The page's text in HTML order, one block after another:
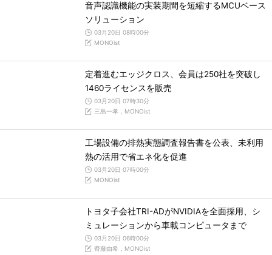
音声認識機能の実装期間を短縮するMCUベース
ソリューション
03月20日 08時00分
MONOist
定着進むエッジクロス、会員は250社を突破し
1460ライセンスを販売
03月20日 07時30分
三島一孝，MONOist
工場設備の排熱実態調査報告書を公表、未利用
熱の活用で省エネ化を促進
03月20日 07時00分
MONOist
トヨタ子会社TRI-ADがNVIDIAを全面採用、シ
ミュレーションから車載コンピュータまで
03月20日 06時00分
齊藤由希，MONOist